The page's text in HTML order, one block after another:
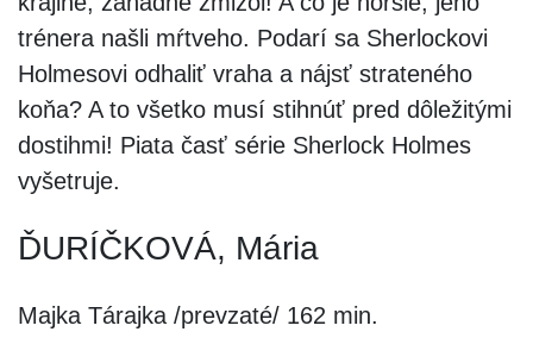
trénera našli mŕtveho. Podarí sa Sherlockovi
Holmesovi odhaliť vraha a nájsť strateného
koňa? A to všetko musí stihnúť pred dôležitými
dostihmi! Piata časť série Sherlock Holmes
vyšetruje.
ĎURÍČKOVÁ, Mária
Majka Tárajka /prevzaté/ 162 min.